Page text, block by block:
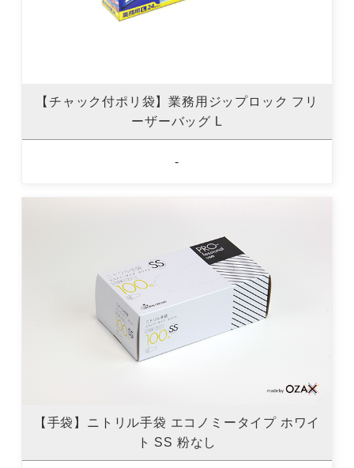
【チャック付ポリ袋】業務用ジップロック フリ
ーザーバッグ L
-
【手袋】ニトリル手袋 エコノミータイプ ホワイ
ト SS 粉なし